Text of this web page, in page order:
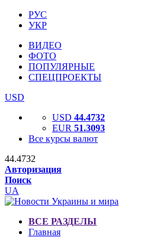
РУС
УКР
ВИДЕО
ФОТО
ПОПУЛЯРНЫЕ
СПЕЦПРОЕКТЫ
USD
USD 44.4732
EUR 51.3093
Все курсы валют
44.4732
Авторизация
Поиск
UA
ВСЕ РАЗДЕЛЫ
Главная